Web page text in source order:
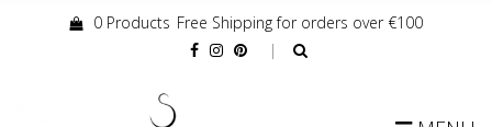
Cart:
0 Products Free Shipping for orders over €100